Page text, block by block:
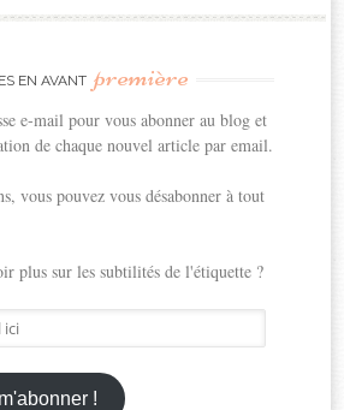
EN AVANT première
e-mail pour vous abonner au blog et
de chaque nouvel article par email.
vous pouvez vous désabonner à tout
plus sur les subtilités de l'étiquette ?
!